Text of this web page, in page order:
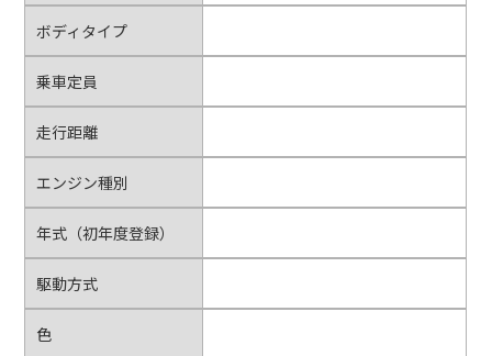
ボディタイプ
乗車定員
走行距離
エンジン種別
年式（初年度登録）
駆動方式
色